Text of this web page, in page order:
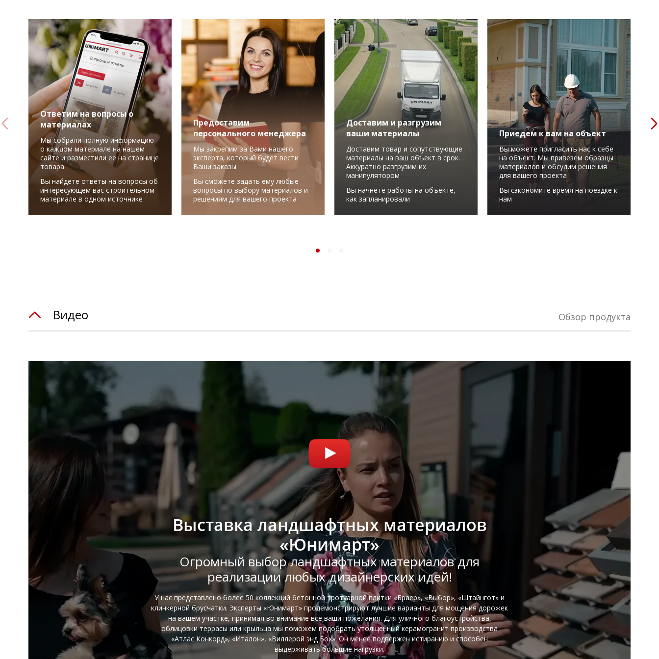
Ответим на вопросы о
материалах
Мы собрали полную информацию
о каждом материале на нашем
сайте и разместили ее на странице
товара
Вы найдете ответы на вопросы об
интересующем вас строительном
материале в одном источнике
Предоставим
персонального менеджера
Мы закрепим за Вами нашего
эксперта, который будет вести
Ваши заказы
Вы сможете задать ему любые
вопросы по выбору материалов и
решениям для вашего проекта
Доставим и разгрузим
ваши материалы
Доставим товар и сопутствующие
материалы на ваш объект в срок.
Аккуратно разгрузим их
манипулятором
Вы начнете работы на объекте,
как запланировали
Приедем к вам на объект
Вы можете пригласить нас к себе
на объект. Мы привезем образцы
материалов и обсудим решения
для вашего проекта
Вы сэкономите время на поездке к
нам
Обзор продукта
Видео
Выставка ландшафтных материалов
«Юнимарт»
Огромный выбор ландшафтных материалов для
реализации любых дизайнерских идей!
У нас представлено более 50 коллекций бетонной тротуарной плитки «Браер», «Выбор», «Штайнгот» и
клинкерной брусчатки. Эксперты «Юнимарт» продемонстрируют лучшие варианты для мощения дорожек
на вашем участке, принимая во внимание все ваши пожелания. Для уличного благоустройства,
облицовки террасы или крыльца мы поможем подобрать утолщенный керамогранит производства
«Атлас Конкорд», «Италон», «Виллерой энд Бох». Он менее подвержен истиранию и способен
выдерживать большие нагрузки.